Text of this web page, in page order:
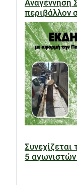
Αναγέννηση
περιβάλλον
5